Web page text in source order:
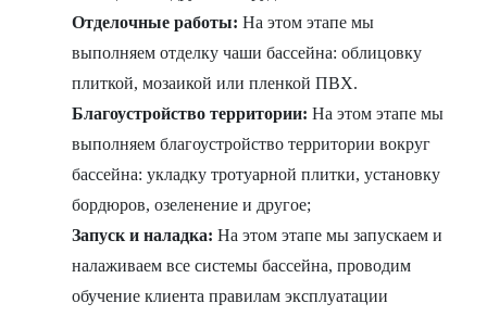
Отделочные работы: На этом этапе мы
выполняем отделку чаши бассейна: облицовку
плиткой, мозаикой или пленкой ПВХ.
Благоустройство территории: На этом этапе мы
выполняем благоустройство территории вокруг
бассейна: укладку тротуарной плитки, установку
бордюров, озеленение и другое;
Запуск и наладка: На этом этапе мы запускаем и
налаживаем все системы бассейна, проводим
обучение клиента правилам эксплуатации